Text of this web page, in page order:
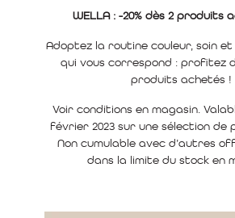
WELLA : -20% dès 2 produits
Adoptez la routine couleur, soin
qui vous correspond : profitez
produits achetés !
Voir conditions en magasin.
février 2023 sur une sélection de
Non cumulable avec d’autres
dans la limite du stock en